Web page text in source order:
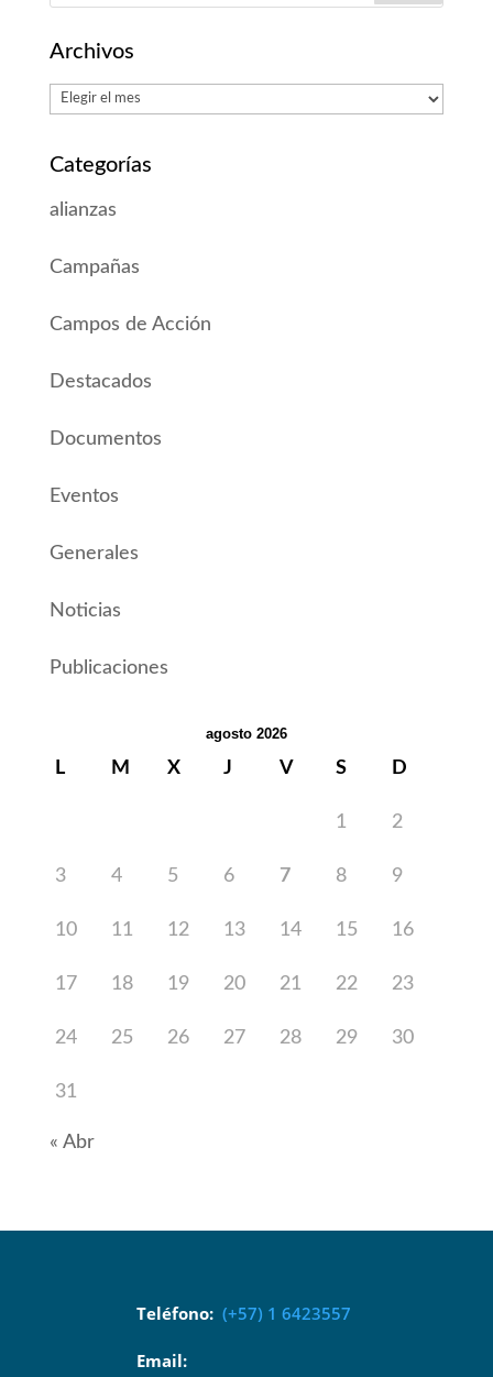
Archivos
Archivos
Categorías
alianzas
Campañas
Campos de Acción
Destacados
Documentos
Eventos
Generales
Noticias
Publicaciones
agosto 2026
L M X J V S D
1 2
3 4 5 6 7 8 9
10 11 12 13 14 15 16
17 18 19 20 21 22 23
24 25 26 27 28 29 30
31
« Abr
Teléfono: (+57) 1 6423557
Email: